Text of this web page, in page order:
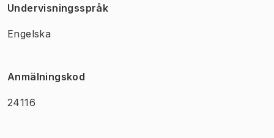
Undervisningsspråk
Engelska
Anmälningskod
24116